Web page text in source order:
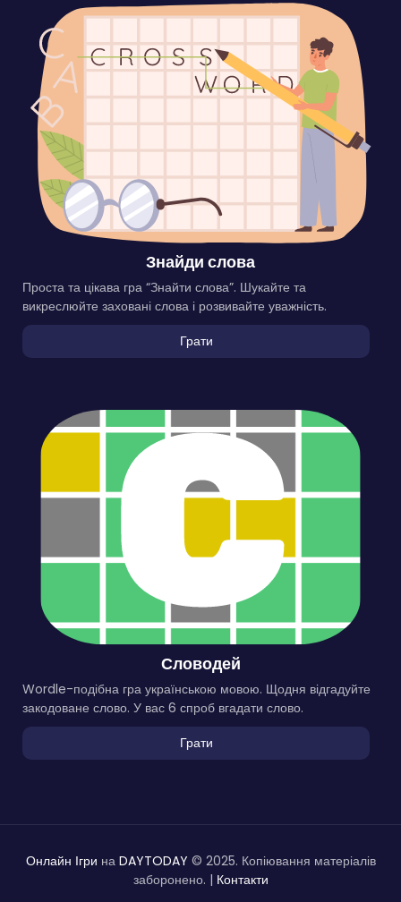
Знайди слова
Проста та цікава гра “Знайти слова”. Шукайте та
викреслюйте заховані слова і розвивайте уважність.
Грати
Словодей
Wordle-подібна гра українською мовою. Щодня відгадуйте
закодоване слово. У вас 6 спроб вгадати слово.
Грати
Онлайн Ігри на DAYTODAY © 2025. Копіювання матеріалів
заборонено. | Контакти